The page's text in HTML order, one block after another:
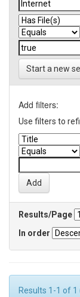
Start a new
Add filters:
Use filters to
Results/Page
In order
Results 1-1 of 1